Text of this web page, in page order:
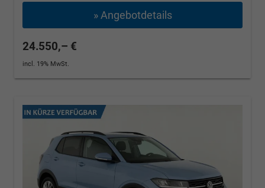
» Angebotdetails
24.550,– €
incl. 19% MwSt.